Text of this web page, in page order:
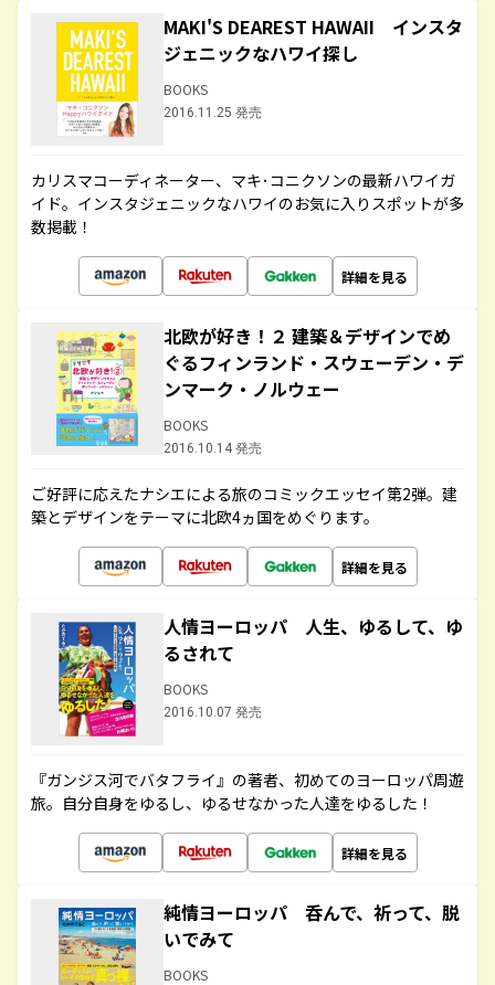
MAKI'S DEAREST HAWAII インスタ
ジェニックなハワイ探し
BOOKS
2016.11.25 発売
カリスマコーディネーター、マキ･コニクソンの最新ハワイガ
イド。インスタジェニックなハワイのお気に入りスポットが多
数掲載！
詳細を見る
北欧が好き！２ 建築＆デザインでめ
ぐるフィンランド・スウェーデン・デ
ンマーク・ノルウェー
BOOKS
2016.10.14 発売
ご好評に応えたナシエによる旅のコミックエッセイ第2弾。建
築とデザインをテーマに北欧4ヵ国をめぐります。
詳細を見る
人情ヨーロッパ 人生、ゆるして、ゆ
るされて
BOOKS
2016.10.07 発売
『ガンジス河でバタフライ』の著者、初めてのヨーロッパ周遊
旅。自分自身をゆるし、ゆるせなかった人達をゆるした！
詳細を見る
純情ヨーロッパ 呑んで、祈って、脱
いでみて
BOOKS